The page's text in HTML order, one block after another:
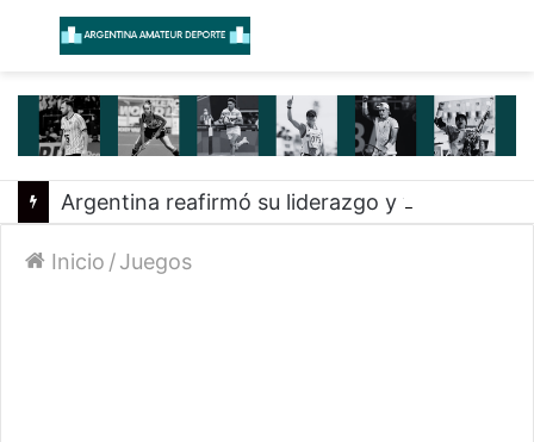
Menú
Inicio /Juegos